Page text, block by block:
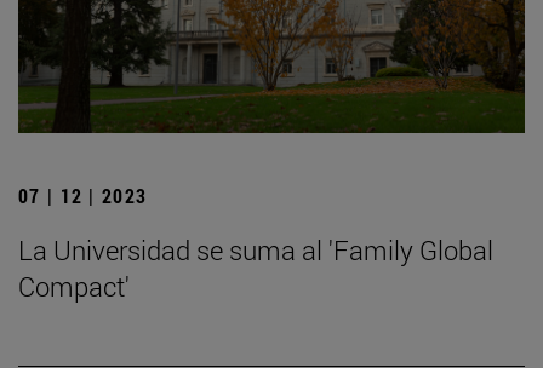
07 | 12 | 2023
La Universidad se suma al 'Family Global
Compact'